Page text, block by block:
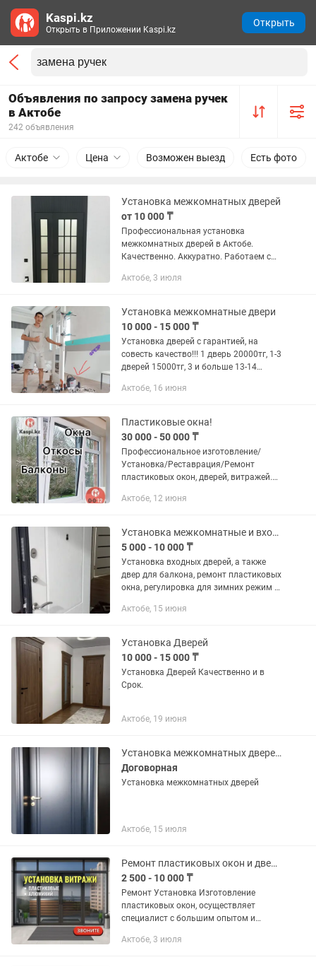
Объявления по запросу замена ручек
в Актобе
242 объявления
Актобе Цена Возможен выезд Есть фото
Установка межкомнатных дверей
от 10 000 ₸
Профессиональная установка
межкомнатных дверей в Актобе.
Качественно. Аккуратно. Работаем с
массив и т.д. Выполняем: — установку
Актобе, 3 июля
Установка межкомнатные двери
10 000 - 15 000 ₸
Установка дверей с гарантией, на
совесть качество!!! 1 дверь 20000тг, 1-3
дверей 15000тг, 3 и больше 13-14
ручка защелка полотно Все
Актобе, 16 июня
Пластиковые окна!
30 000 - 50 000 ₸
Профессиональное изготовление/
Установка/Реставрация/Ремонт
пластиковых окон, дверей, витражей.
приемлемые — Изготовление
цвет и сложности) —...
Актобе, 12 июня
Установка межкомнатные и входные дверей ремонт окна пластиковые
5 000 - 10 000 ₸
Установка входных дверей, а также
двер для балкона, ремонт пластиковых
окна, регулировка для зимних режим в
цена договорная
Актобе, 15 июня
Установка Дверей
10 000 - 15 000 ₸
Установка Дверей Качественно и в
Срок.
Актобе, 19 июня
Установка межкомнатных дверей, замков
Договорная
Установка межкомнатных дверей
Актобе, 15 июля
Ремонт пластиковых окон и дверей
2 500 - 10 000 ₸
Ремонт Установка Изготовление
пластиковых окон, осуществляет
специалист c большим опытом и
Мастер по ремонту пластиковых окон и
Актобе, 3 июля
Kaspi.kz
Открыть в Приложении Kaspi.kz
Открыть